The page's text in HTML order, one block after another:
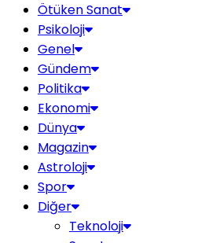
Ötüken Sanat
Psikoloji
Genel
Gündem
Politika
Ekonomi
Dünya
Magazin
Astroloji
Spor
Diğer
Teknoloji